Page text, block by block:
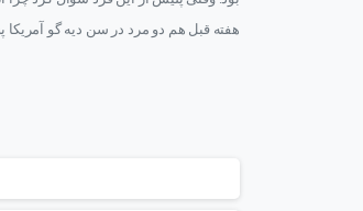
هفته قبل هم دو مرد در سن دیه گو